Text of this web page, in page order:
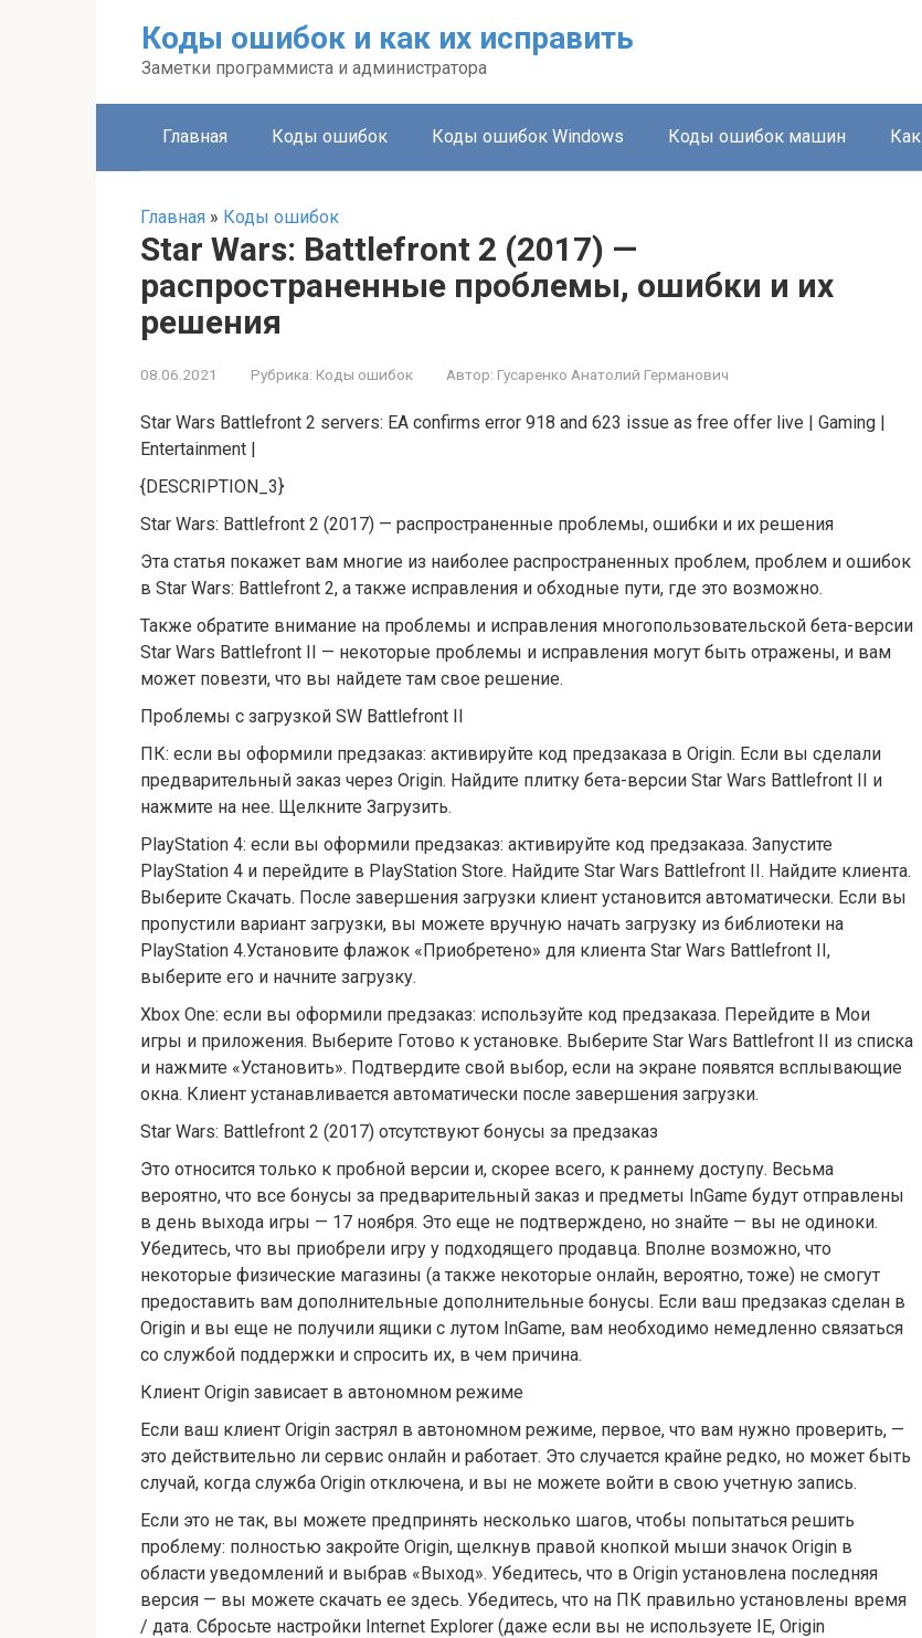
Коды ошибок и как их исправить
Заметки программиста и администратора
Главная Коды ошибок Коды ошибок Windows Коды ошибок машин
Главная » Коды ошибок
Star Wars: Battlefront 2 (2017) —
распространенные проблемы, ошибки и их
решения
08.06.2021 Рубрика: Коды ошибок Автор: Гусаренко Анатолий Германович
Star Wars Battlefront 2 servers: EA confirms error 918 and 623 issue as free offer live | Gaming |
Entertainment |
{DESCRIPTION_3}
Star Wars: Battlefront 2 (2017) — распространенные проблемы, ошибки и их решения
Эта статья покажет вам многие из наиболее распространенных проблем, проблем и ошибок
в Star Wars: Battlefront 2, а также исправления и обходные пути, где это возможно.
Также обратите внимание на проблемы и исправления многопользовательской бета-версии
Star Wars Battlefront II — некоторые проблемы и исправления могут быть отражены, и вам
может повезти, что вы найдете там свое решение.
Проблемы с загрузкой SW Battlefront II
ПК: если вы оформили предзаказ: активируйте код предзаказа в Origin. Если вы сделали
предварительный заказ через Origin. Найдите плитку бета-версии Star Wars Battlefront II и
нажмите на нее. Щелкните Загрузить.
PlayStation 4: если вы оформили предзаказ: активируйте код предзаказа. Запустите
PlayStation 4 и перейдите в PlayStation Store. Найдите Star Wars Battlefront II. Найдите клиента.
Выберите Скачать. После завершения загрузки клиент установится автоматически. Если вы
пропустили вариант загрузки, вы можете вручную начать загрузку из библиотеки на
PlayStation 4.Установите флажок «Приобретено» для клиента Star Wars Battlefront II,
выберите его и начните загрузку.
Xbox One: если вы оформили предзаказ: используйте код предзаказа. Перейдите в Мои
игры и приложения. Выберите Готово к установке. Выберите Star Wars Battlefront II из списка
и нажмите «Установить». Подтвердите свой выбор, если на экране появятся всплывающие
окна. Клиент устанавливается автоматически после завершения загрузки.
Star Wars: Battlefront 2 (2017) отсутствуют бонусы за предзаказ
Это относится только к пробной версии и, скорее всего, к раннему доступу. Весьма
вероятно, что все бонусы за предварительный заказ и предметы InGame будут отправлены
в день выхода игры — 17 ноября. Это еще не подтверждено, но знайте — вы не одиноки.
Убедитесь, что вы приобрели игру у подходящего продавца. Вполне возможно, что
некоторые физические магазины (а также некоторые онлайн, вероятно, тоже) не смогут
предоставить вам дополнительные дополнительные бонусы. Если ваш предзаказ сделан в
Origin и вы еще не получили ящики с лутом InGame, вам необходимо немедленно связаться
со службой поддержки и спросить их, в чем причина.
Клиент Origin зависает в автономном режиме
Если ваш клиент Origin застрял в автономном режиме, первое, что вам нужно проверить, —
это действительно ли сервис онлайн и работает. Это случается крайне редко, но может быть
случай, когда служба Origin отключена, и вы не можете войти в свою учетную запись.
Если это не так, вы можете предпринять несколько шагов, чтобы попытаться решить
проблему: полностью закройте Origin, щелкнув правой кнопкой мыши значок Origin в
области уведомлений и выбрав «Выход». Убедитесь, что в Origin установлена ​​последняя
версия — вы можете скачать ее здесь. Убедитесь, что на ПК правильно установлены время
/ дата. Сбросьте настройки Internet Explorer (даже если вы не используете IE, Origin